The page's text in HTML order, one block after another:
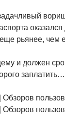
рьянее, чем
и должен
| Обзоров
| Обзоров